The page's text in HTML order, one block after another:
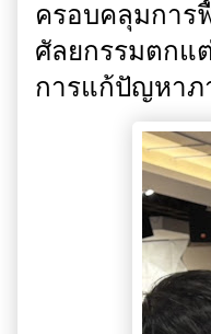
ครอบคลุมการ
ศัลยกรรมตกแ
การแก้ปัญหาภ